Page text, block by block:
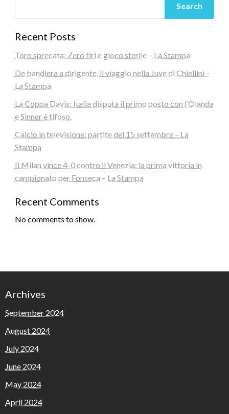
Search
Recent Posts
Toro sprecata: Zero tiri e gioco sterile – La Stampa
De bandiera a dirigente, il viaggio nella Juve di Chiellini –
La Stampa
La Coppa Davis: Italia disputa il primo posto con l’Olanda
e Sinner è tifoso.
Calcio in televisione: partite del 15 settembre – La
Stampa
Il Milan vince 4-0 contro il Venezia: la prima vittoria in
campionato per Fonseca – La Stampa
Recent Comments
No comments to show.
Archives
September 2024
August 2024
July 2024
June 2024
May 2024
April 2024